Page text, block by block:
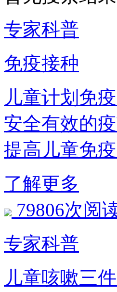
专家科普
免疫接种
儿童计划免
安全有效的
提高儿童免
了解更多
79806次阅
专家科普
儿童咳嗽三